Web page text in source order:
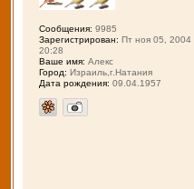
Сообщения: 9985
Зарегистрирован: Пт ноя 05, 2004
20:28
Ваше имя: Алекс
Город: Израиль,г.Натания
Дата рождения: 09.04.1957